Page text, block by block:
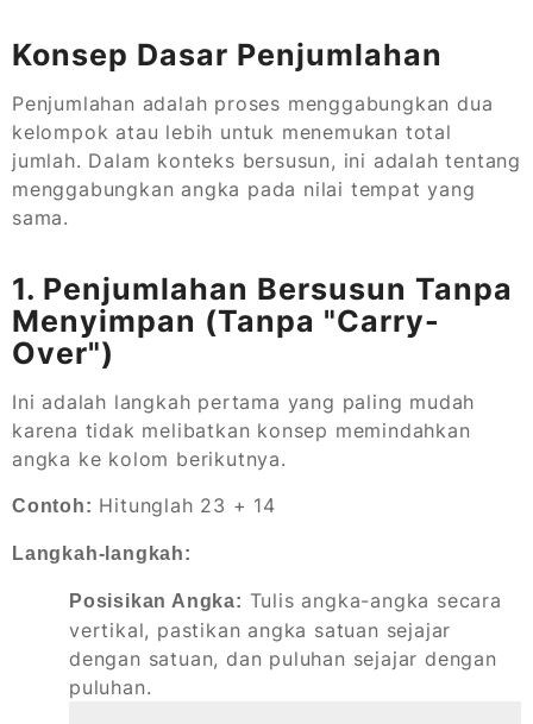
Konsep Dasar Penjumlahan
Penjumlahan adalah proses menggabungkan dua
kelompok atau lebih untuk menemukan total
jumlah. Dalam konteks bersusun, ini adalah tentang
menggabungkan angka pada nilai tempat yang
sama.
1. Penjumlahan Bersusun Tanpa
Menyimpan (Tanpa "Carry-
Over")
Ini adalah langkah pertama yang paling mudah
karena tidak melibatkan konsep memindahkan
angka ke kolom berikutnya.
Contoh: Hitunglah 23 + 14
Langkah-langkah:
Posisikan Angka: Tulis angka-angka secara
vertikal, pastikan angka satuan sejajar
dengan satuan, dan puluhan sejajar dengan
puluhan.